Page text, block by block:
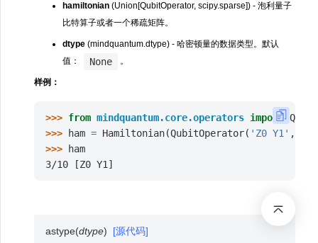
hamiltonian (Union[QubitOperator, scipy.sparse]) - 泡利量子
比特算子或者一个稀疏矩阵。
dtype (mindquantum.dtype) - 哈密顿量的数据类型。默认
值：
None 。
样例：
>>> from mindquantum.core.operators import
>>>
ham = Hamiltonian(QubitOperator( 'Z0 Y1' ,
>>>
ham
3/10 [Z0 Y1]
astype(dtype) [源代码]